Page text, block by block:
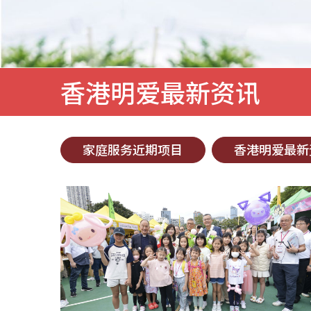
香港明爱最新资讯
家庭服务近期项目 香港明爱最